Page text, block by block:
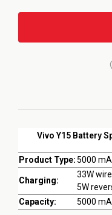
Vivo Y15 Battery
Product Type:5000
Charging:
33W
5W
Capacity:
5000